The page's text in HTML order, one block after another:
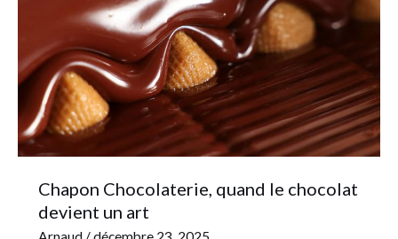
Chapon Chocolaterie, quand le chocolat
devient un art
chocolat
devient
un
art